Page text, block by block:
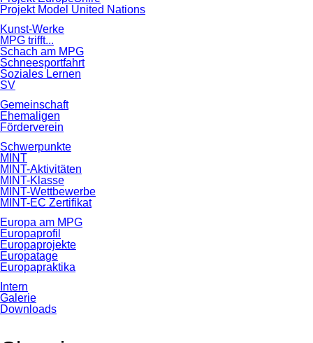
Projekt Model United Nations
Kunst-Werke
MPG trifft...
Schach am MPG
Schneesportfahrt
Soziales Lernen
SV
Gemeinschaft
Ehemaligen
Förderverein
Schwerpunkte
MINT
MINT-Aktivitäten
MINT-Klasse
MINT-Wettbewerbe
MINT-EC Zertifikat
Europa am MPG
Europaprofil
Europaprojekte
Europatage
Europapraktika
Intern
Galerie
Downloads